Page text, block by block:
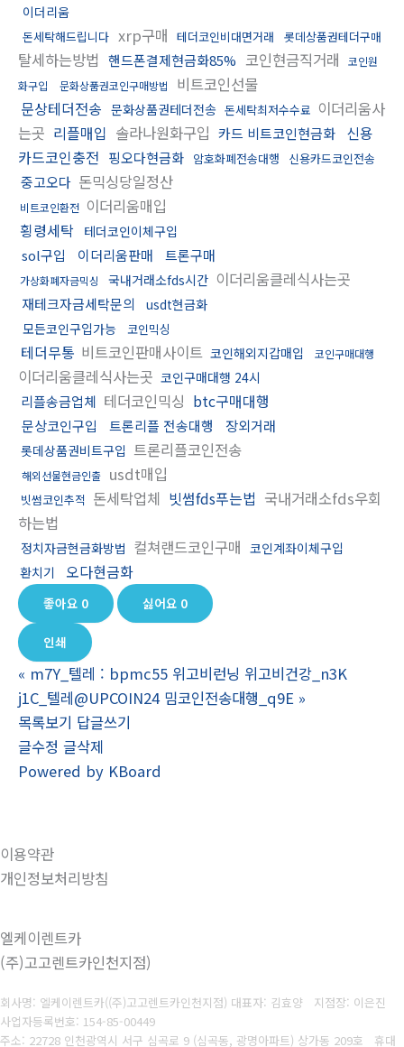
이더리움
돈세탁해드립니다 xrp구매 테더코인비대면거래 롯데상품권테더구매
탈세하는방법 핸드폰결제현금화85% 코인현금직거래
코인원
화구입
문화상품권코인구매방법
비트코인선물
문상테더전송 문화상품권테더전송 돈세탁최저수수료 이더리움사
는곳 리플매입 솔라나원화구입 카드 비트코인현금화
신용
카드코인충전 핑오다현금화 암호화폐전송대행 신용카드코인전송
중고오다 돈믹싱당일정산
비트코인환전 이더리움매입
횡령세탁 테더코인이체구입
sol구입 이더리움판매 트론구매
가상화폐자금믹싱 국내거래소fds시간 이더리움클레식사는곳
재테크자금세탁문의
usdt현금화
모든코인구입가능
코인믹싱
테더무통 비트코인판매사이트 코인해외지갑매입 코인구매대행
이더리움클레식사는곳 코인구매대행 24시
리플송금업체 테더코인믹싱 btc구매대행
문상코인구입 트론리플 전송대행 장외거래
롯데상품권비트구입 트론리플코인전송
해외선물현금인출 usdt매입
빗썸코인추적 돈세탁업체 빗썸fds푸는법 국내거래소fds우회
하는법
정치자금현금화방법 컬쳐랜드코인구매 코인계좌이체구입
환치기
오다현금화
좋아요 0 싫어요 0
인쇄
« m7Y_텔레 : bpmc55 위고비런닝 위고비건강_n3K
j1C_텔레@UPCOIN24 밈코인전송대행_q9E »
목록보기 답글쓰기
글수정 글삭제
Powered by KBoard
이용약관
개인정보처리방침
엘케이렌트카
(주)고고렌트카인천지점)
회사명: 엘케이렌트카((주)고고렌트카인천지점) 대표자: 김효양 지점장: 이은진
사업자등록번호: 154-85-00449
주소: 22728 인천광역시 서구 심곡로 9 (심곡동, 광명아파트) 상가동 209호 휴대